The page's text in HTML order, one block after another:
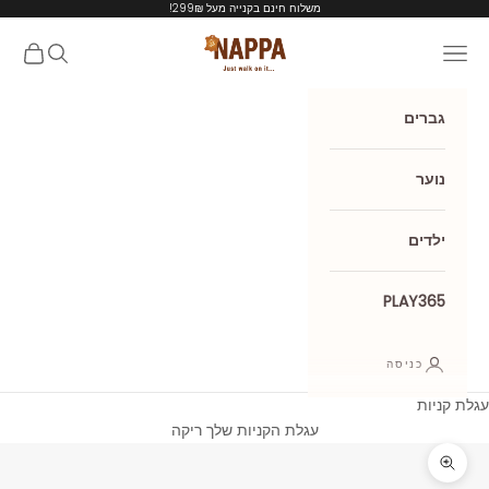
משלוח חינם בקנייה מעל 299₪!
Nappa shoes תפריט חיפושעגלת
גברים
נוער
ילדים
PLAY365
כניסה
עגלת קניות
עגלת הקניות שלך ריקה
תקריב